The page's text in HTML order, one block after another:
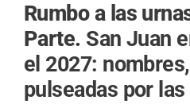
Rumbo a las
Parte. San Juan
el 2027:
pulseadas por